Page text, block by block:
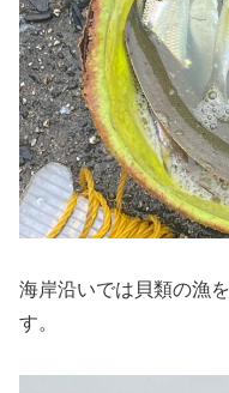
海岸沿いでは貝類の漁
す。